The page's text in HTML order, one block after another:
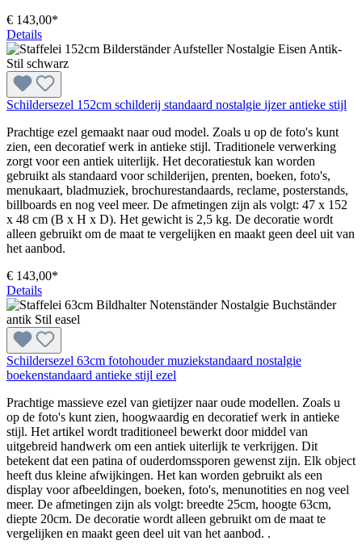
€ 143,00*
Details
Schildersezel 152cm schilderij standaard nostalgie ijzer antieke stijl
Prachtige ezel gemaakt naar oud model. Zoals u op de foto's kunt
zien, een decoratief werk in antieke stijl. Traditionele verwerking
zorgt voor een antiek uiterlijk. Het decoratiestuk kan worden
gebruikt als standaard voor schilderijen, prenten, boeken, foto's,
menukaart, bladmuziek, brochurestandaards, reclame, posterstands,
billboards en nog veel meer. De afmetingen zijn als volgt: 47 x 152
x 48 cm (B x H x D). Het gewicht is 2,5 kg. De decoratie wordt
alleen gebruikt om de maat te vergelijken en maakt geen deel uit van
het aanbod.
€ 143,00*
Details
Schildersezel 63cm fotohouder muziekstandaard nostalgie
boekenstandaard antieke stijl ezel
Prachtige massieve ezel van gietijzer naar oude modellen. Zoals u
op de foto's kunt zien, hoogwaardig en decoratief werk in antieke
stijl. Het artikel wordt traditioneel bewerkt door middel van
uitgebreid handwerk om een antiek uiterlijk te verkrijgen. Dit
betekent dat een patina of ouderdomssporen gewenst zijn. Elk object
heeft dus kleine afwijkingen. Het kan worden gebruikt als een
display voor afbeeldingen, boeken, foto's, menunotities en nog veel
meer. De afmetingen zijn als volgt: breedte 25cm, hoogte 63cm,
diepte 20cm. De decoratie wordt alleen gebruikt om de maat te
vergelijken en maakt geen deel uit van het aanbod. .